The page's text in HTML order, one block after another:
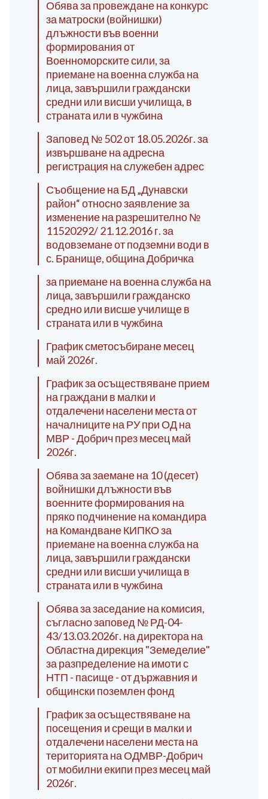
Обява за провеждане на конкурс
за матроски (войнишки)
длъжности във военни
формирования от
Военноморските сили, за
приемане на военна служба на
лица, завършили граждански
средни или висши училища, в
страната или в чужбина
Заповед № 502 от 18.05.2026г. за
извършване на адресна
регистрация на служебен адрес
Съобщение на БД „Дунавски
район“ относно заявление за
изменение на разрешително №
11520292/ 21.12.2016 г. за
водовземане от подземни води в
с. Бранище, община Добричка
за приемане на военна служба на
лица, завършили гражданско
средно или висше училище в
страната или в чужбина
График сметосъбиране месец
май 2026г.
График за осъществяване прием
на граждани в малки и
отдалечени населени места от
началниците на РУ при ОД на
МВР - Добрич през месец май
2026г.
Обява за заемане на 10 (десет)
войнишки длъжности във
военните формирования на
пряко подчинение на командира
на Командване КИПКО за
приемане на военна служба на
лица, завършили граждански
средни или висши училища в
страната или в чужбина
Обява за заседание на комисия,
съгласно заповед № РД-04-
43/13.03.2026г. на директора на
Областна дирекция "Земеделие"
за разпределение на имоти с
НТП - пасище - от държавния и
общински поземлен фонд
График за осъществяване на
посещения и срещи в малки и
отдалечени населени места на
територията на ОДМВР-Добрич
от мобилни екипи през месец май
2026г.